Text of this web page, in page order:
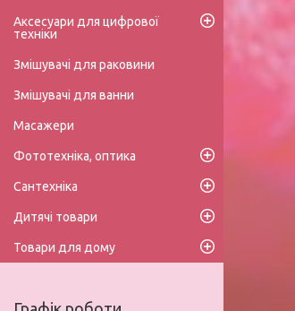
Аксесуари для цифрової
техніки
Змішувачі для раковини
Змішувачі для ванни
Масажери
Фототехніка, оптика
Сантехніка
Дитячі товари
Товари для дому